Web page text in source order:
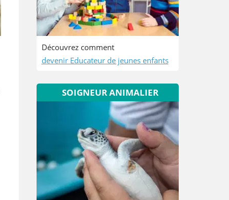
Découvrez comment
devenir Educateur de jeunes enfants
SOIGNEUR ANIMALIER